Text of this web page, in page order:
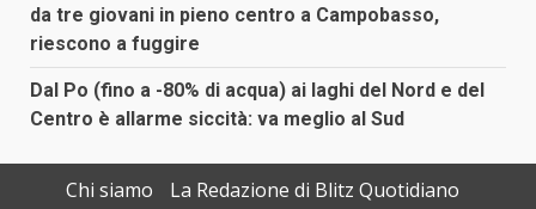
da tre giovani in pieno centro a Campobasso,
riescono a fuggire
Dal Po (fino a -80% di acqua) ai laghi del Nord e del
Centro è allarme siccità: va meglio al Sud
Chi siamo
La Redazione di Blitz Quotidiano